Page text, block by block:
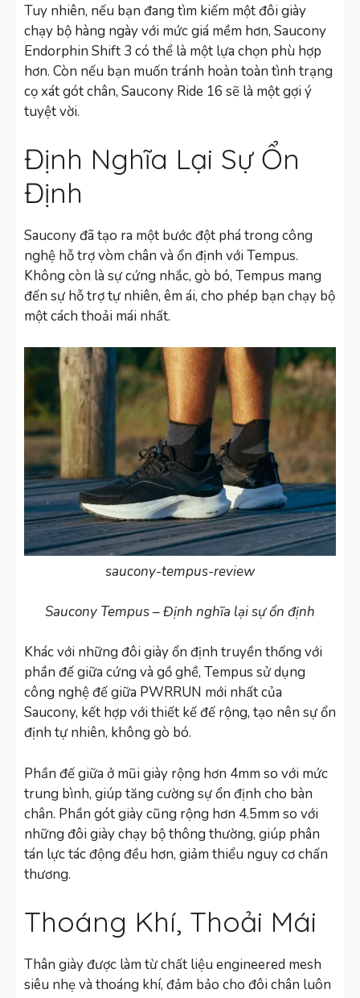
Tuy nhiên, nếu bạn đang tìm kiếm một đôi giày
chạy bộ hàng ngày với mức giá mềm hơn, Saucony
Endorphin Shift 3 có thể là một lựa chọn phù hợp
hơn. Còn nếu bạn muốn tránh hoàn toàn tình trạng
cọ xát gót chân, Saucony Ride 16 sẽ là một gợi ý
tuyệt vời.
Định Nghĩa Lại Sự Ổn
Định
Saucony đã tạo ra một bước đột phá trong công
nghệ hỗ trợ vòm chân và ổn định với Tempus.
Không còn là sự cứng nhắc, gò bó, Tempus mang
đến sự hỗ trợ tự nhiên, êm ái, cho phép bạn chạy bộ
một cách thoải mái nhất.
saucony-tempus-review
Saucony Tempus – Định nghĩa lại sự ổn định
Khác với những đôi giày ổn định truyền thống với
phần đế giữa cứng và gồ ghề, Tempus sử dụng
công nghệ đế giữa PWRRUN mới nhất của
Saucony, kết hợp với thiết kế đế rộng, tạo nên sự ổn
định tự nhiên, không gò bó.
Phần đế giữa ở mũi giày rộng hơn 4mm so với mức
trung bình, giúp tăng cường sự ổn định cho bàn
chân. Phần gót giày cũng rộng hơn 4.5mm so với
những đôi giày chạy bộ thông thường, giúp phân
tán lực tác động đều hơn, giảm thiểu nguy cơ chấn
thương.
Thoáng Khí, Thoải Mái
Thân giày được làm từ chất liệu engineered mesh
siêu nhẹ và thoáng khí, đảm bảo cho đôi chân luôn